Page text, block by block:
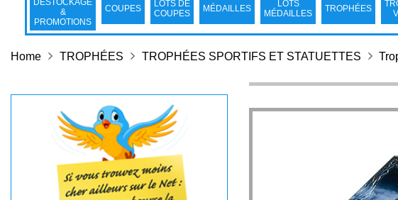
DÉSTOCKAGE
&
PROMOTIONS
COUPES
LOTS DE
COUPES
MÉDAILLES
LOTS
MÉDAILLES
TROPHÉES
Home TROPHÉES TROPHÉES SPORTIFS ET STATUETTES